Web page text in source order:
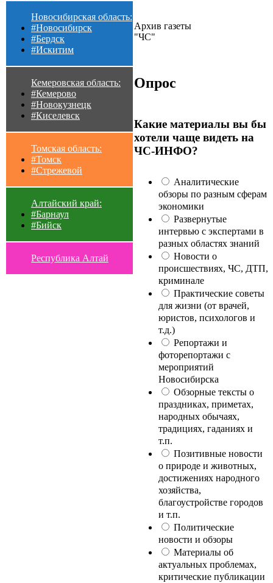
Новосибирская область:
#Новосибирск
#Бердск
#Искитим
Кемеровская область:
#Кемерово
#Новокузнецк
#Киселевск
Томская область:
#Томск
#Стрежевой
Алтайский край:
#Барнаул
#Бийск
Республика Алтай
Архив газеты
"ЧС"
Опрос
Какие материалы вы бы
хотели чаще видеть на
ЧС-ИНФО?
Аналитические
обзоры по разным сферам
экономики
Развернутые
интервью с экспертами в
разных областях знаний
Новости о
происшествиях, ЧС, ДТП,
криминале
Практические советы
для жизни (от врачей,
юристов, психологов и
т.д.)
Репортажи и
фоторепортажи с
мероприятий
Новосибирска
Обзорные тексты о
праздниках, приметах,
народных обычаях,
традициях, гаданиях и
т.п.
Позитивные новости
о природе и животных,
достижениях народного
хозяйства,
благоустройстве городов
и т.п.
Политические
новости и обзоры
Материалы об
актуальных проблемах,
критические публикации